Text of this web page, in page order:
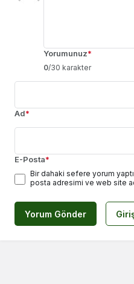
Yorumunuz*
0/30 karakter
Ad*
E-Posta*
Bir dahaki sefere yorum
posta adresimi ve web site
Yorum Gönder